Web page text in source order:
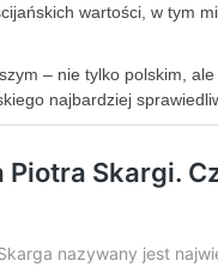
wartości, w tym
– nie tylko polskim,
najbardziej